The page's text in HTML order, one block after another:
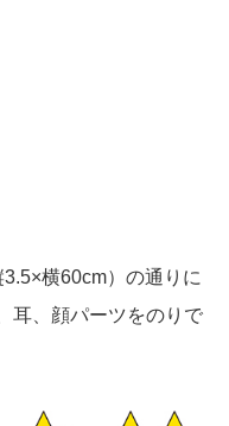
横60cm）の通りに
耳、顔パーツをのりで